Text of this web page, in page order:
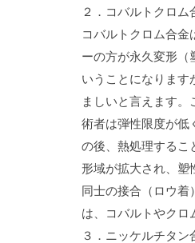
２．コバルトクロム
コバルトクロム合
ーの方が永久変形（
いうことになります
ましいと言えます。
術者は弾性限度が低
の後、熱処理するこ
形域が拡大され、塑
同士の接合（ロウ着
は、コバルトやクロ
３．ニッケルチタン